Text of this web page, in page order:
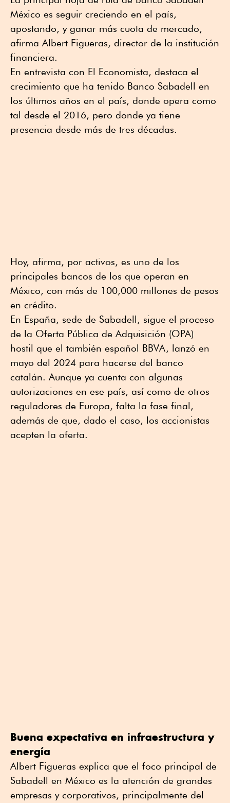
México es seguir creciendo en el país,
apostando, y ganar más cuota de mercado,
afirma Albert Figueras, director de la institución
financiera.
En entrevista con El Economista, destaca el
crecimiento que ha tenido Banco Sabadell en
los últimos años en el país, donde opera como
tal desde el 2016, pero donde ya tiene
presencia desde más de tres décadas.
Hoy, afirma, por activos, es uno de los
principales bancos de los que operan en
México, con más de 100,000 millones de pesos
en crédito.
En España, sede de Sabadell, sigue el proceso
de la Oferta Pública de Adquisición (OPA)
hostil que el también español BBVA, lanzó en
mayo del 2024 para hacerse del banco
catalán. Aunque ya cuenta con algunas
autorizaciones en ese país, así como de otros
reguladores de Europa, falta la fase final,
además de que, dado el caso, los accionistas
acepten la oferta.
Buena expectativa en infraestructura y
energía
Albert Figueras explica que el foco principal de
Sabadell en México es la atención de grandes
empresas y corporativos, principalmente del